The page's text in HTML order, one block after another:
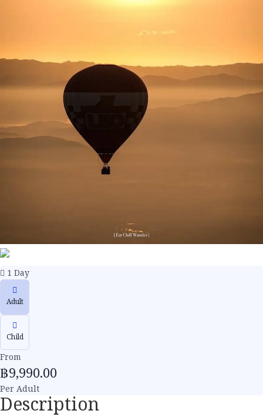
1 Day
Adult
Child
From
฿9,990.00
Per Adult
Description